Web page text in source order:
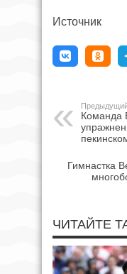
Источник
Команда
Гимнастка
ЧИТАЙТЕ